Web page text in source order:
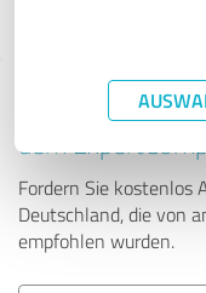
Tipp: Die
dem
Fordern Sie kostenlos
Deutschland, die von
empfohlen wurden.